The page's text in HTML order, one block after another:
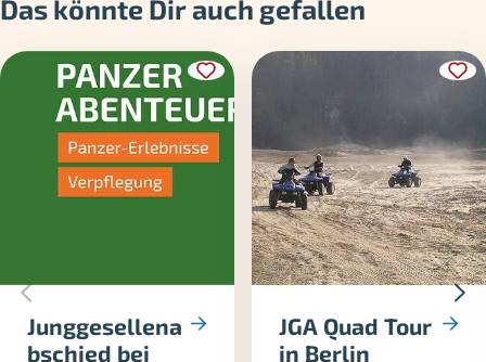
Das könnte Dir auch gefallen
Junggesellena
bschied bei
JGA Quad Tour
in Berlin